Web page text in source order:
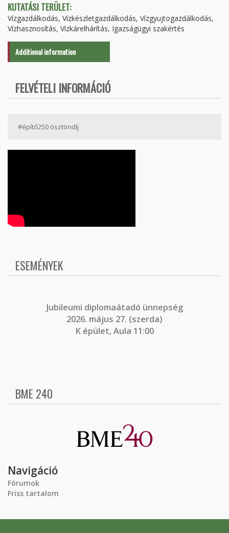
KUTATÁSI TERÜLET:
Vízgazdálkodás, Vízkészletgazdálkodás, Vízgyujtogazdálkodás,
Vízhasznosítás, Vízkárelhárítás, Igazságügyi szakértés
Additional information
FELVÉTELI INFORMÁCIÓ
#építő250 ösztöndíj
ESEMÉNYEK
Jubileumi diplomaátadó ünnepség
2026. május 27. (szerda)
K épület, Aula 11:00
BME 240
Navigáció
Fórumok
Friss tartalom